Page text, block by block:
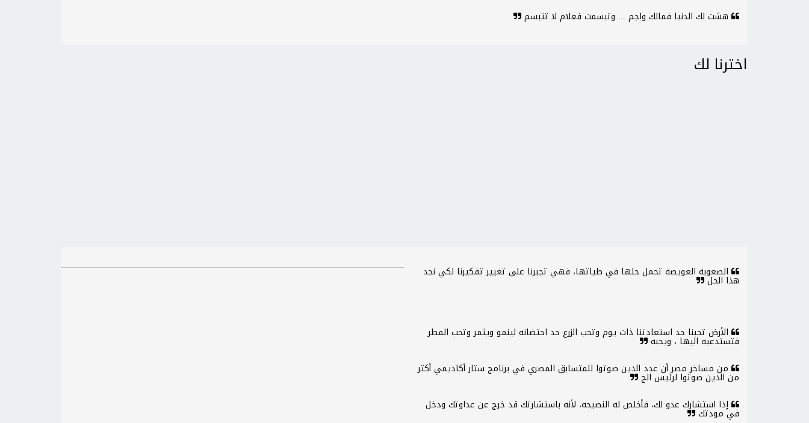
هشت لك الدنيا فمالك واجم ... وتبسمت فعلام لا تتبسم
اخترنا لك
الصعوبة العويصة تحمل حلها في طياتها، فهي تجبرنا على تغيير تفكيرنا لكي نجد
هذا الحل
الأرض تحبنا حد استعادتنا ذات يوم وتحب الزرع حد احتضانه لينمو ويثمر وتحب المطر
فتستدعيه اليها ، ويحبه
من مساخر مصر أن عدد الذين صوتوا للمتسابق المصري في برنامج ستار أكاديمي أكثر
من الذين صوتوا لرئيس الج
إذا استشارك عدو لك، فأخلص له النصيحه، لأنه باستشارتك قد خرج عن عداوتك ودخل
في مودتك